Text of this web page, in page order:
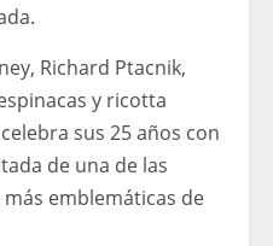
Richard Ptacnik,
y ricotta
sus 25 años con
de una de las
emblemáticas de